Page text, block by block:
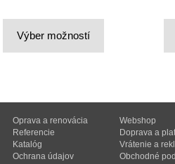
Výber možností
Tento
Možnosti
môžete
Oprava a renovácia
Referencie
Katalóg
Ochrana údajov
Webshop
Doprava a
Vrátenie a
Obchodné